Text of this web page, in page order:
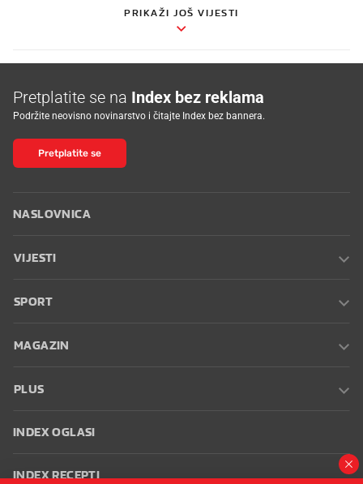
PRIKAŽI JOŠ VIJESTI
Pretplatite se na Index bez reklama
Podržite neovisno novinarstvo i čitajte Index bez bannera.
Pretplatite se
NASLOVNICA
VIJESTI
SPORT
MAGAZIN
PLUS
INDEX OGLASI
INDEX RECEPTI